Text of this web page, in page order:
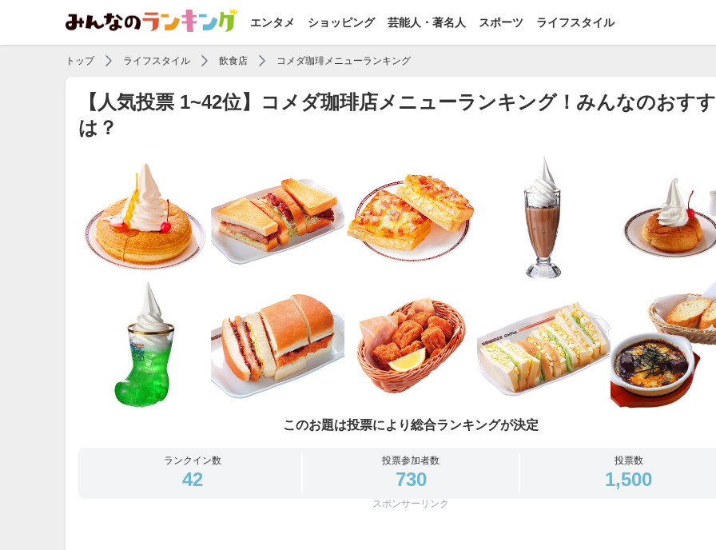
エンタメ ショッピング 芸能人・著名人 スポーツ ライフスタイル
トップ ライフスタイル 飲食店 コメダ珈琲メニューランキング
【人気投票 1~42位】コメダ珈琲店メニューランキング！みんなのおす
は？
このお題は投票により総合ランキングが決定
ランクイン数
42
投票参加者数
730
投票数
1,500
スポンサーリンク